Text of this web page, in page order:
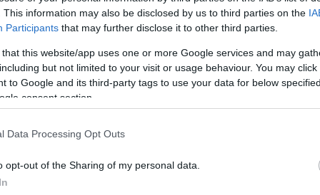
This information may also be disclosed by us to third parties on the
Participants that may further disclose it to other third parties.
that this website/app uses one or more Google services and may
but not limited to your visit or usage behaviour. You may
to Google and its third-party tags to use your data for below
consent section.
Data Processing Opt Outs
opt-out of the Sharing of my personal data.
22,2M– 22,2M | 14.340 – 14.340
kedvére lehet, erről árulkodik stabil nyitánya, amit a
egyik legjobb nyitányát szinkronizált és feliratos
látszó (közel 150 millió dolláros globális
bele magukat) film tehát jó pályára állt itthon is,
dvd (
fun(